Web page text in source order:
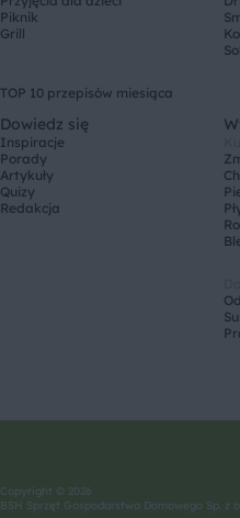
Piknik
Grill
TOP 10 przepisów miesiąca
Dowiedz się
Inspiracje
Porady
Artykuły
Quizy
Redakcja
Copyright © 2026
BSH Sprzęt Gospodarstwa Domowego Sp. z